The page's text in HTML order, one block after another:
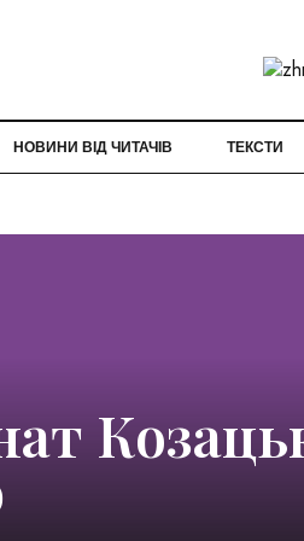
НОВИНИ ВІД ЧИТАЧІВ ТЕКСТИ